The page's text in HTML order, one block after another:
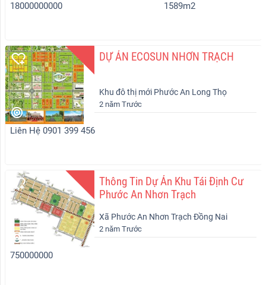
18000000000 1589m2
DỰ ÁN ECOSUN NHƠN TRẠCH
Khu đô thị mới Phước An Long Thọ
Nhơn Trạch
2 năm Trước
Liên Hệ 0901 399 456
Thông Tin Dự Án Khu Tái Định Cư
Phước An Nhơn Trạch
Xã Phước An Nhơn Trạch Đồng Nai
2 năm Trước
750000000